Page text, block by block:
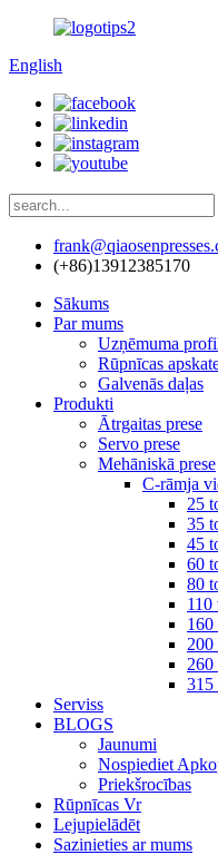
English
(+86)13912385170
Sākums
Par mums
Uzņēmuma
Rūpnīcas
Galvenās daļas
Produkti
Ātrgaitas prese
Servo prese
Mehāniskā prese
C-rāmja
25
35
45
60
80
110
160
200
260
315
Serviss
BLOGS
Jaunumi
Nospiediet
Priekšrocības
Rūpnīcas Vr
Lejupielādēt
Sazinieties ar mums